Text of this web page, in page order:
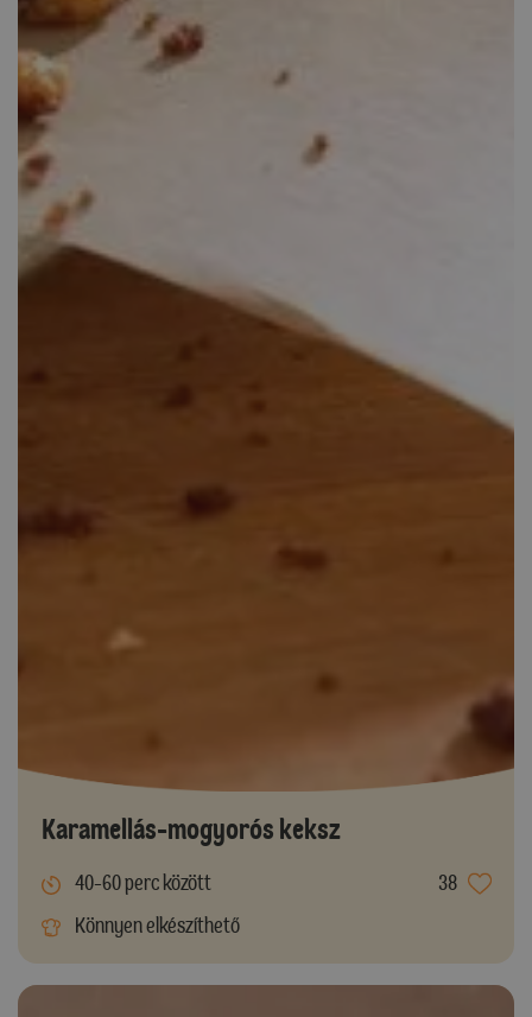
Karamellás-mogyorós keksz
40-60 perc között
38
Könnyen elkészíthető